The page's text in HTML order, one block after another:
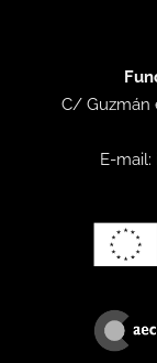
C/ Guzmán
E-mail: